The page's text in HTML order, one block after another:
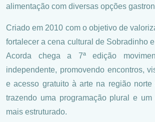
alimentação com diversas opções
Criado em 2010 com o objetivo de
fortalecer a cena cultural de Sobradinho
Acorda chega a 7ª edição
independente, promovendo encontros,
e acesso gratuito à arte na região norte
trazendo uma programação plural e
mais estruturado.